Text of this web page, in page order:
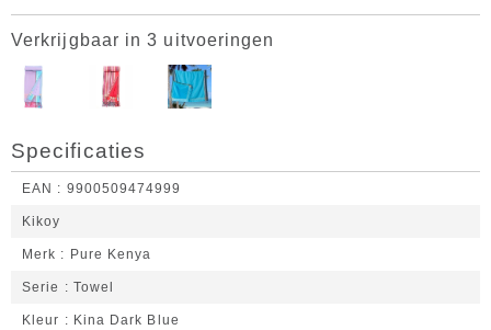
Verkrijgbaar in 3 uitvoeringen
Specificaties
EAN 9900509474999
Kikoy
Merk Pure Kenya
Serie Towel
Kleur Kina Dark Blue